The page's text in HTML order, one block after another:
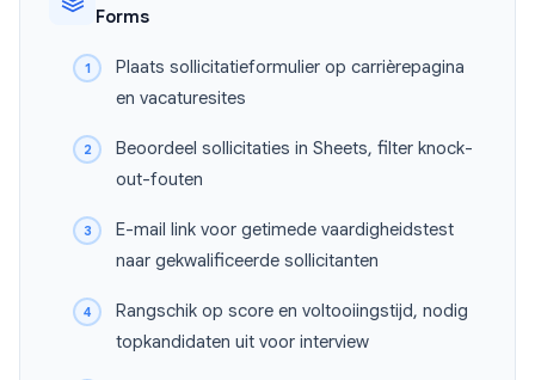
Forms
Plaats sollicitatieformulier op carrièrepagina
en vacaturesites
Beoordeel sollicitaties in Sheets, filter knock-
out-fouten
E-mail link voor getimede vaardigheidstest
naar gekwalificeerde sollicitanten
Rangschik op score en voltooiingstijd, nodig
topkandidaten uit voor interview